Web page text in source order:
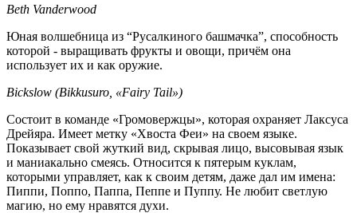
Beth Vanderwood
Юная волшебница из “Русалкиного башмачка”, способность
которой - выращивать фрукты и овощи, причём она
использует их и как оружие.
Bickslow (Bikkusuro, «Fairy Tail»)
Состоит в команде «Громовержцы», которая охраняет Лаксуса
Дрейяра. Имеет метку «Хвоста Феи» на своем языке.
Показывает свой жуткий вид, скрывая лицо, высовывая язык
и маниакально смеясь. Относится к пятерым куклам,
которыми управляет, как к своим детям, даже дал им имена:
Пиппи, Поппо, Паппа, Пеппе и Пуппу. Не любит светлую
магию, но ему нравятся духи.